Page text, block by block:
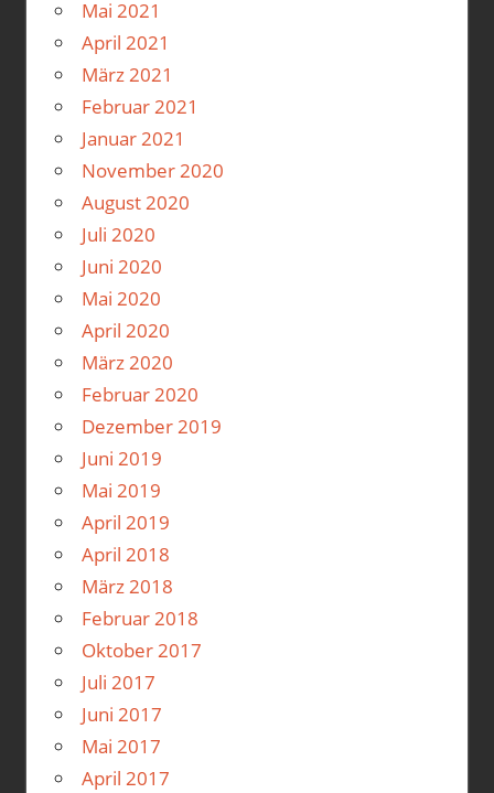
Mai 2021
April 2021
März 2021
Februar 2021
Januar 2021
November 2020
August 2020
Juli 2020
Juni 2020
Mai 2020
April 2020
März 2020
Februar 2020
Dezember 2019
Juni 2019
Mai 2019
April 2019
April 2018
März 2018
Februar 2018
Oktober 2017
Juli 2017
Juni 2017
Mai 2017
April 2017